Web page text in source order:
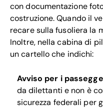
con documentazione
costruzione. Quando il
recare sulla fusoliera la
Inoltre, nella cabina di
un cartello che indichi:
Avviso per i
da dilettanti e non è
sicurezza federali per